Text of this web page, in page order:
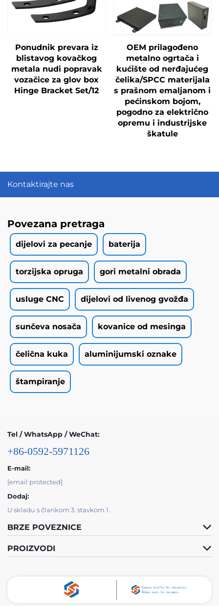
Ponudnik prevara iz
blistavog kovačkog
metala nudi popravak
vozačice za glov box
Hinge Bracket Set/12
OEM prilagođeno
metalno ogrtača i
kućište od nerđajućeg
čelika/SPCC materijala
s prašnom emaljanom i
pećinskom bojom,
pogodno za električno
opremu i industrijske
škatule
Kontaktirajte nas
Povezana pretraga
dijelovi za pecanje baterija
torzijska opruga gori metalni obrada
usluge CNC dijelovi od livenog gvožđa
sunčeva nosača kovanice od mesinga
čelična kuka aluminijumski oznake
štampiranje
Tel / WhatsApp / WeChat:
+86-0592-5971126
E-mail:
[email protected]
Dodaj:
U skladu s člankom 3. stavkom 1.
BRZE POVEZNICE
PROIZVODI